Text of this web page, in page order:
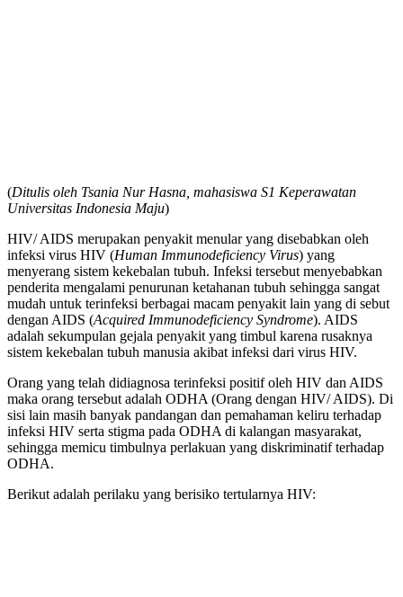
(Ditulis oleh Tsania Nur Hasna, mahasiswa S1 Keperawatan
Universitas Indonesia Maju)
HIV/ AIDS merupakan penyakit menular yang disebabkan oleh
infeksi virus HIV (Human Immunodeficiency Virus) yang
menyerang sistem kekebalan tubuh. Infeksi tersebut menyebabkan
penderita mengalami penurunan ketahanan tubuh sehingga sangat
mudah untuk terinfeksi berbagai macam penyakit lain yang di sebut
dengan AIDS (Acquired Immunodeficiency Syndrome). AIDS
adalah sekumpulan gejala penyakit yang timbul karena rusaknya
sistem kekebalan tubuh manusia akibat infeksi dari virus HIV.
Orang yang telah didiagnosa terinfeksi positif oleh HIV dan AIDS
maka orang tersebut adalah ODHA (Orang dengan HIV/ AIDS). Di
sisi lain masih banyak pandangan dan pemahaman keliru terhadap
infeksi HIV serta stigma pada ODHA di kalangan masyarakat,
sehingga memicu timbulnya perlakuan yang diskriminatif terhadap
ODHA.
Berikut adalah perilaku yang berisiko tertularnya HIV: